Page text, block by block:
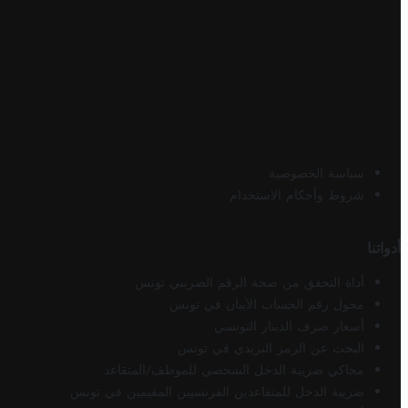
سياسة الخصوصية
شروط وأحكام الاستخدام
أدواتنا
أداة التحقق من صحة الرقم الضريبي تونس
محول رقم الحساب الآيبان في تونس
أسعار صرف الدينار التونسي
البحث عن الرمز البريدي في تونس
محاكي ضريبة الدخل الشخصي للموظف/المتقاعد
ضريبة الدخل للمتقاعدين الفرنسيين المقيمين في تونس